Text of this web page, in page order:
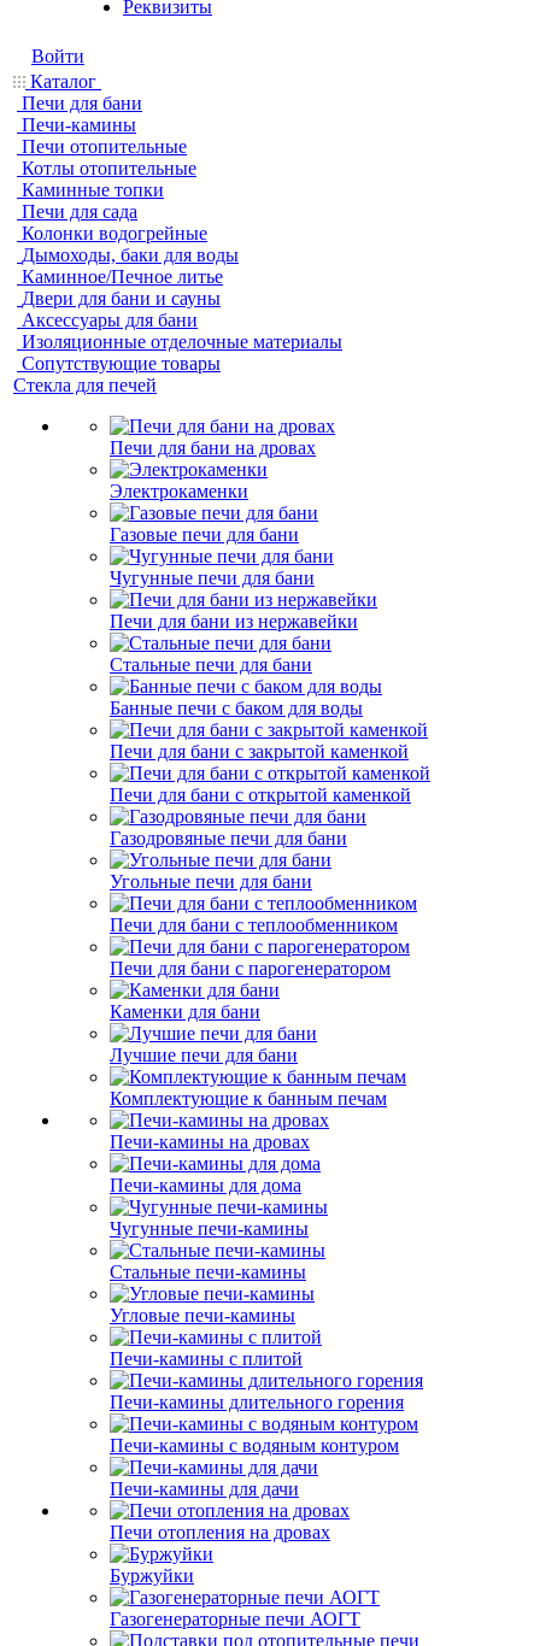
Реквизиты
Войти
Каталог
Печи для бани
Печи-камины
Печи отопительные
Котлы отопительные
Каминные топки
Печи для сада
Колонки водогрейные
Дымоходы, баки для воды
Каминное/Печное литье
Двери для бани и сауны
Аксессуары для бани
Изоляционные отделочные материалы
Сопутствующие товары
Стекла для печей
Печи для бани на дровах
Электрокаменки
Газовые печи для бани
Чугунные печи для бани
Печи для бани из нержавейки
Стальные печи для бани
Банные печи с баком для воды
Печи для бани с закрытой каменкой
Печи для бани с открытой каменкой
Газодровяные печи для бани
Угольные печи для бани
Печи для бани с теплообменником
Печи для бани с парогенератором
Каменки для бани
Лучшие печи для бани
Комплектующие к банным печам
Печи-камины на дровах
Печи-камины для дома
Чугунные печи-камины
Стальные печи-камины
Угловые печи-камины
Печи-камины с плитой
Печи-камины длительного горения
Печи-камины с водяным контуром
Печи-камины для дачи
Печи отопления на дровах
Буржуйки
Газогенераторные печи АОГТ